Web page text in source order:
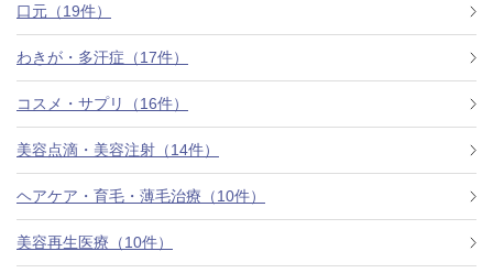
口元（19件）
わきが・多汗症（17件）
コスメ・サプリ（16件）
美容点滴・美容注射（14件）
ヘアケア・育毛・薄毛治療（10件）
美容再生医療（10件）